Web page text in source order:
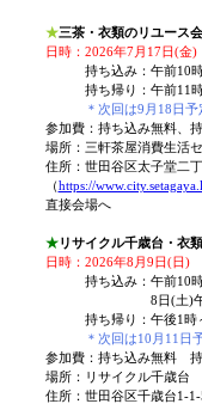
★三茶・衣類のリユース会
日時：2026年7月17日(金)
持ち込み：午前10
持ち帰り：午前11時
＊次回は9月18日予
参加費：持ち込み無料、
場所：三軒茶屋消費生活
住所：世田谷区太子堂二
（https://
直接会場へ
★リサイクル千歳台・衣
日時：2026年8月9日(日)
持ち込み：午前10時
8日(土)午後1時～
持ち帰り：午後1時
＊次回は10月11日
参加費：持ち込み無料
場所：リサイクル千歳台
住所：世田谷区千歳台1-1-